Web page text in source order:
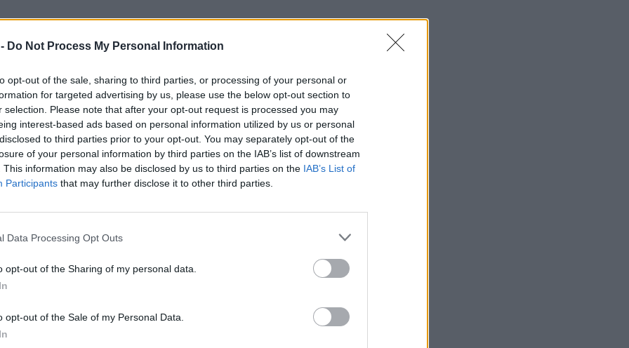
Do Not Process My Personal Information
opt-out of the sale, sharing to third parties, or processing of your personal or
for targeted advertising by us, please use the below opt-out section to
selection. Please note that after your opt-out request is processed you may
interest-based ads based on personal information utilized by us or personal
to third parties prior to your opt-out. You may separately opt-out of the
of your personal information by third parties on the IAB’s list of downstream
This information may also be disclosed by us to third parties on the IAB’s List of
Participants that may further disclose it to other third parties.
Data Processing Opt Outs
opt-out of the Sharing of my personal data.
opt-out of the Sale of my Personal Data.
ústních interpelacích. Po Červeném chtěl, aby záležitost
Červený zopakoval, že jeho dopolední vyjádření
Po systemizaci podle něho ubylo v oddělení
na mateřskou dovolenou a několik pracovníků
loňského roku. "Neudržel jsem se, chtěl jsem dát prostě
řekl.
vyhrazuje veškerá práva. Publikování nebo další šíření obsahu ze
písemného souhlasu ze strany ČTK.
přidá na rozvoj